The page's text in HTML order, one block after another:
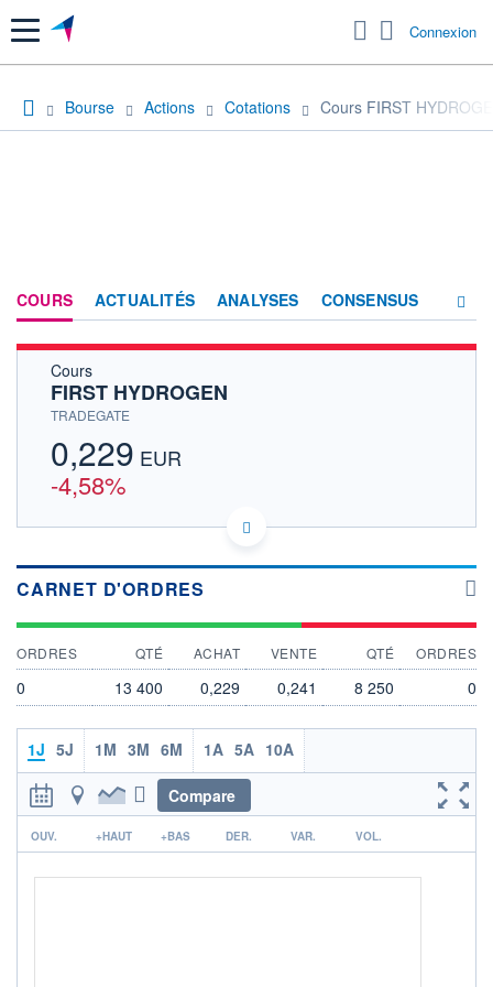
Menu Connexion
Bourse Actions Cotations Cours FIRST
COURS ACTUALITÉS ANALYSES CONSENSUS
Cours
FIRST HYDROGEN
TRADEGATE
0,229 EUR
-4,58%
CA32057N1042 FIT
Cotation sur les autres places
13h29 16h28
0,230
0,240
OUVERTURE
+ HAUT + BAS
CARNET D'ORDRES
ORDRES QTÉ ACHAT VENTE QTÉ ORDRES
0 13 400 0,229 0,241 8 250 0
1J 5J 1M 3M 6M 1A 5A 10A
Compare
r
OUV. +HAUT +BAS DER. VAR. VOL.